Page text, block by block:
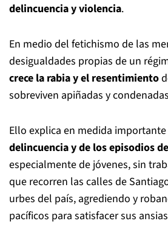
delincuencia y violencia.
En medio del fetichismo de las
desigualdades propias de un
crece la rabia y el resentimiento
sobreviven apiñadas y
Ello explica en medida importante
delincuencia y de los episodios
especialmente de jóvenes, sin
que recorren las calles de
urbes del país, agrediendo y
pacíficos para satisfacer sus